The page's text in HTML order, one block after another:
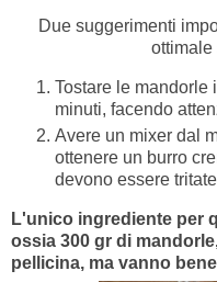
Due suggerimenti
ottimale
Tostare le mandorle
minuti, facendo
Avere un mixer dal
ottenere un burro
devono essere
L'unico ingrediente per
ossia 300 gr di
pellicina, ma vanno